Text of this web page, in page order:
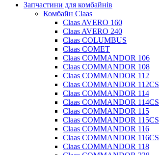
Запчастини для комбайнів
Комбайн Claas
Claas AVERO 160
Claas AVERO 240
Claas COLUMBUS
Claas COMET
Claas COMMANDOR 106
Claas COMMANDOR 108
Claas COMMANDOR 112
Claas COMMANDOR 112CS
Claas COMMANDOR 114
Claas COMMANDOR 114CS
Claas COMMANDOR 115
Claas COMMANDOR 115CS
Claas COMMANDOR 116
Claas COMMANDOR 116CS
Claas COMMANDOR 118